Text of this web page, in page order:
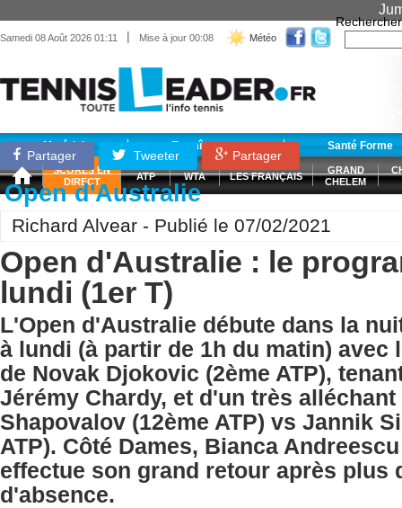
Samedi 08 Août 2026 01:11 | Mise à jour 00:08 Météo
Rechercher
Matériel Entraînement Santé Forme
SCORES EN
DIRECT
ATP WTA LES FRANÇAIS
GRAND
CHELEM
Partager Tweeter Partager
Open d'Australie
Richard Alvear - Publié le 07/02/2021
Open d'Australie : le
lundi (1er T)
L'Open d'Australie débute dans la
à lundi (à partir de 1h du matin) avec
de Novak Djokovic (2ème ATP),
Jérémy Chardy, et d'un très alléchant
Shapovalov (12ème ATP) vs Jannik
ATP). Côté Dames, Bianca
effectue son grand retour après plus
d'absence.